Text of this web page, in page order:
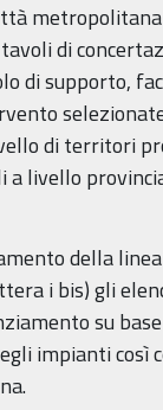
di
di supporto,
di territori
livello
della
i bis) gli
su
impianti così